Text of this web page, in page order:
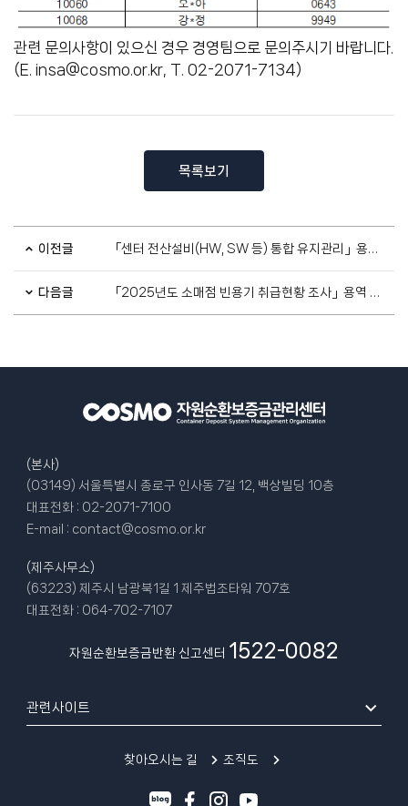
관련 문의사항이 있으신 경우 경영팀으로 문의주시기 바랍니다.
(E. insa@cosmo.or.kr, T. 02-2071-7134)
목록보기
이전글
다음글 「2025년도 소매점 빈용기 취급현황 조사」용역 입찰 공고
(본사)
(03149) 서울특별시 종로구 인사동 7길 12, 백상빌딩 10층
대표전화 : 02-2071-7100
E-mail : contact@cosmo.or.kr
(제주사무소)
(63223) 제주시 남광북1길 1 제주법조타워 707호
대표전화 : 064-702-7107
자원순환보증금반환 신고센터 1522-0082
관련사이트
찾아오시는 길 조직도
블 페 인 유